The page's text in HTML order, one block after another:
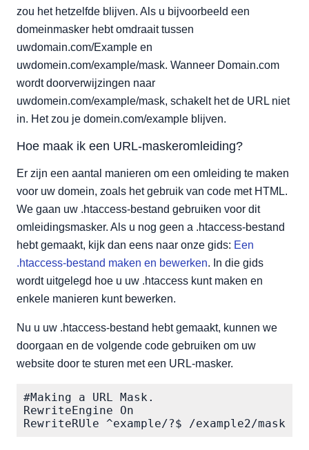
zou het hetzelfde blijven. Als u bijvoorbeeld een
domeinmasker hebt omdraait tussen
uwdomain.com/Example en
uwdomein.com/example/mask. Wanneer Domain.com
wordt doorverwijzingen naar
uwdomein.com/example/mask, schakelt het de URL niet
in. Het zou je domein.com/example blijven.
Hoe maak ik een URL-maskeromleiding?
Er zijn een aantal manieren om een omleiding te maken
voor uw domein, zoals het gebruik van code met HTML.
We gaan uw .htaccess-bestand gebruiken voor dit
omleidingsmasker. Als u nog geen a .htaccess-bestand
hebt gemaakt, kijk dan eens naar onze gids: Een
.htaccess-bestand maken en bewerken. In die gids
wordt uitgelegd hoe u uw .htaccess kunt maken en
enkele manieren kunt bewerken.
Nu u uw .htaccess-bestand hebt gemaakt, kunnen we
doorgaan en de volgende code gebruiken om uw
website door te sturen met een URL-masker.
#Making a URL Mask.
RewriteEngine On